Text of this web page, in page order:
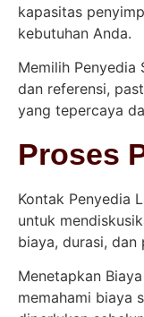
kapasitas
kebutuhan Anda.
Memilih Penyedia
dan referensi,
yang tepercaya
Proses
Kontak Penyedia
untuk
biaya, durasi, dan
Menetapkan
memahami biaya